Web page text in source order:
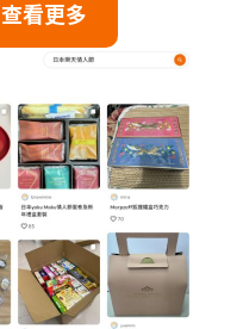
查看更多